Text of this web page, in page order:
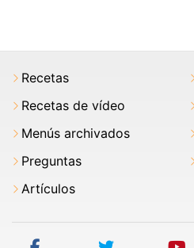
Recetas
Recetas de vídeo
Menús archivados
Preguntas
Artículos